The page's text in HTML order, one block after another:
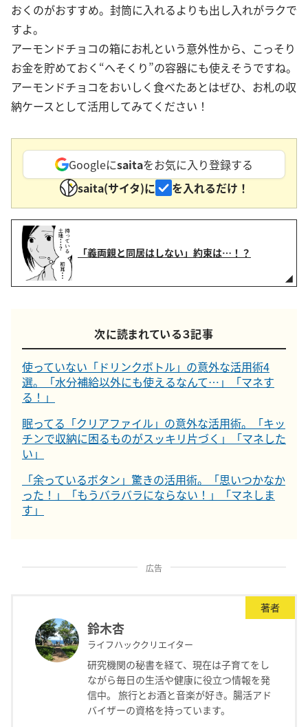
おくのがおすすめ。封筒に入れるよりも出し入れがラクで
すよ。
アーモンドチョコの箱にお札という意外性から、こっそり
お金を貯めておく“へそくり”の容器にも使えそうですね。
アーモンドチョコをおいしく食べたあとはぜひ、お札の収
納ケースとして活用してみてください！
Googleにsaitaをお気に入り登録する
saita(サイタ)に
を入れるだけ！
「義両親と同居はしない」約束は…！？
次に読まれている３記事
使っていない「ドリンクボトル」の意外な活用術4
選。「水分補給以外にも使えるなんて…」「マネす
る！」
眠ってる「クリアファイル」の意外な活用術。「キッ
チンで収納に困るものがスッキリ片づく」「マネした
い」
「余っているボタン」驚きの活用術。「思いつかなか
った！」「もうバラバラにならない！」「マネしま
す」
広告
著者
鈴木杏
ライフハッククリエイター
研究機関の秘書を経て、現在は子育てをし
ながら毎日の生活や健康に役立つ情報を発
信中。 旅行とお酒と音楽が好き。腸活アド
バイザーの資格を持っています。